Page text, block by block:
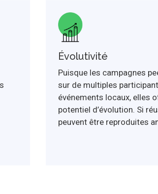
Évolutivité
Puisque les campagnes
sur de multiples
événements locaux, elles
potentiel d’évolution. Si
peuvent être reproduites